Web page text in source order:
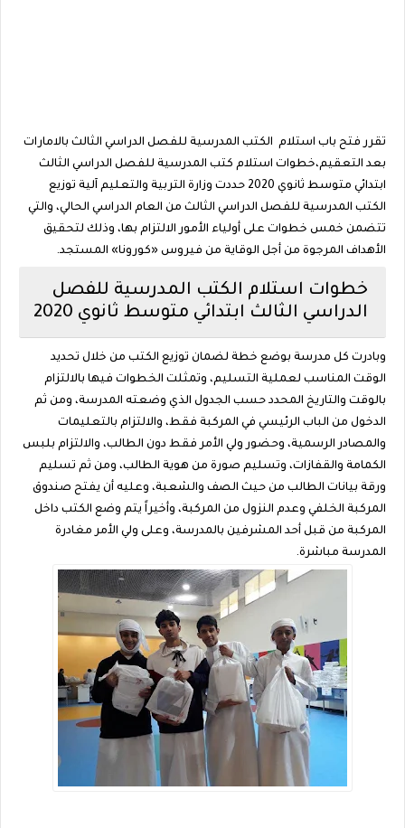
تقرر فتح باب استلام الكتب المدرسية للفصل الدراسي الثالث بالامارات
بعد التعقيم،خطوات استلام كتب المدرسية للفصل الدراسي الثالث
ابتدائي متوسط ثانوي 2020 حددت ‏وزارة التربية والتعليم ‏آلية توزيع
الكتب المدرسية للفصل الدراسي الثالث من العام الدراسي الحالي، والتي
تتضمن خمس خطوات على أولياء الأمور الالتزام بها، وذلك لتحقيق
الأهداف المرجوة من أجل الوقاية من فيروس ‏«كورونا» المستجد.
خطوات استلام الكتب المدرسية للفصل
الدراسي الثالث ابتدائي متوسط ثانوي 2020
‏وبادرت كل مدرسة بوضع خطة لضمان توزيع الكتب من خلال تحديد
الوقت المناسب لعملية التسليم، وتمثلت ‏الخطوات فيها بالالتزام
بالوقت والتاريخ المحدد حسب الجدول الذي وضعته المدرسة، ومن ثم
الدخول من الباب الرئيسي في المركبة فقط، والالتزام بالتعليمات
والمصادر الرسمية، وحضور ولي الأمر فقط دون الطالب، والالتزام بلبس
الكمامة والقفازات، وتسليم صورة من هوية الطالب، ومن ثم تسليم
ورقة بيانات الطالب من حيث الصف والشعبة، وعليه أن يفتح صندوق
المركبة الخلفي وعدم النزول من المركبة، ‏وأخيراً يتم وضع الكتب داخل
المركبة من قبل أحد المشرفين بالمدرسة، وعلى ولي الأمر مغادرة
المدرسة مباشرة.